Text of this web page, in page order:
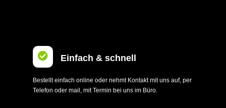
 Einfach & schnell
Bestellt einfach online oder nehmt Kontakt mit uns auf, per
Telefon oder mail, mit Termin bei uns im Büro.